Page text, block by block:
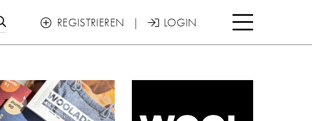
 REGISTRIEREN |  LOGIN 